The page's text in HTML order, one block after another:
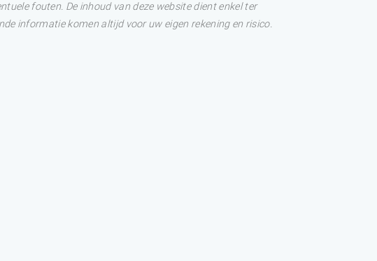
fouten. De inhoud van deze website dient enkel ter
informatie komen altijd voor uw eigen rekening en risico.